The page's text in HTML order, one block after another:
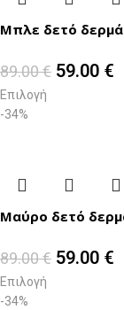
Μπλε δετό
89.00€ 59.00 €
Επιλογή
-34%
Μαύρο δετό
89.00€ 59.00 €
Επιλογή
-34%